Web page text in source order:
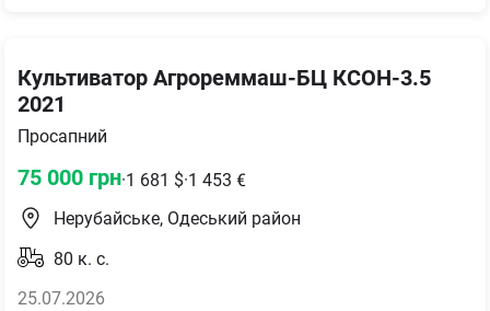
Культиватор Агрореммаш-БЦ КСОН-3.5
2021
Просапний
75 000 грн·1 681 $·1 453 €
Нерубайське, Одеський район
80 к. с.
25.07.2026